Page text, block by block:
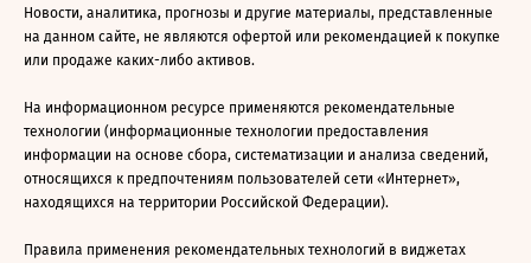
Новости, аналитика, прогнозы и другие материалы, представленные
на данном сайте, не являются офертой или рекомендацией к покупке
или продаже каких-либо активов.
На информационном ресурсе применяются рекомендательные
технологии (информационные технологии предоставления
информации на основе сбора, систематизации и анализа сведений,
относящихся к предпочтениям пользователей сети «Интернет»,
находящихся на территории Российской Федерации).
Правила применения рекомендательных технологий в виджетах